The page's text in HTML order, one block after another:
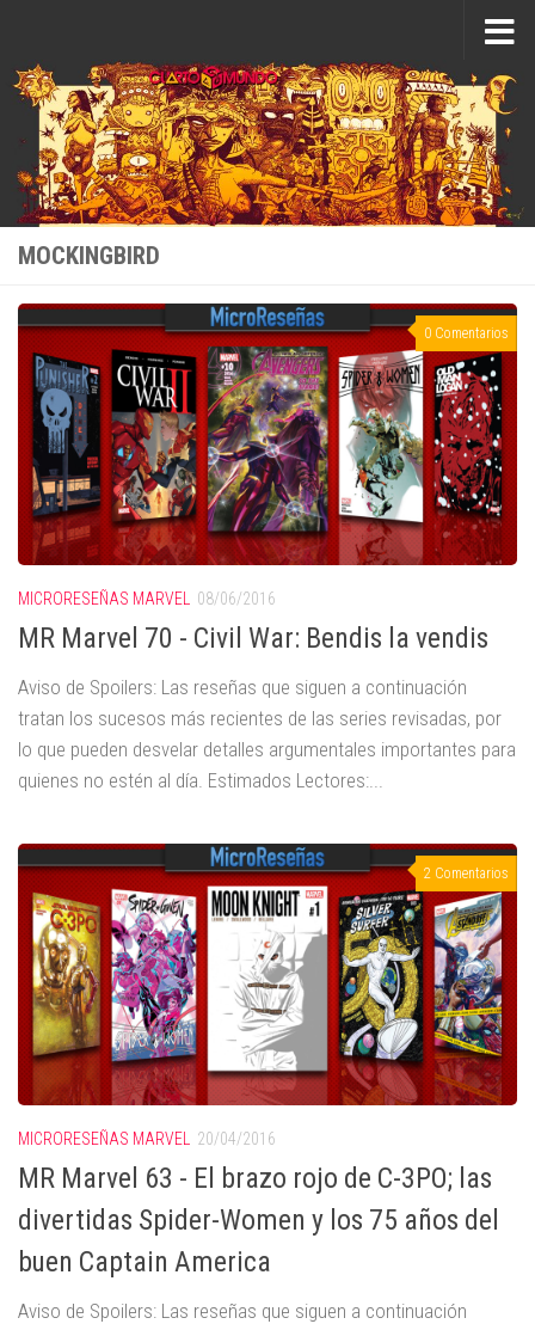
MOCKINGBIRD
0 Comentarios
MICRORESEÑAS MARVEL 08/06/2016
MR Marvel 70 - Civil War: Bendis la vendis
Aviso de Spoilers: Las reseñas que siguen a continuación
tratan los sucesos más recientes de las series revisadas, por
lo que pueden desvelar detalles argumentales importantes para
quienes no estén al día. Estimados Lectores:...
2 Comentarios
MICRORESEÑAS MARVEL 20/04/2016
MR Marvel 63 - El brazo rojo de C-3PO; las
divertidas Spider-Women y los 75 años del
buen Captain America
Aviso de Spoilers: Las reseñas que siguen a continuación